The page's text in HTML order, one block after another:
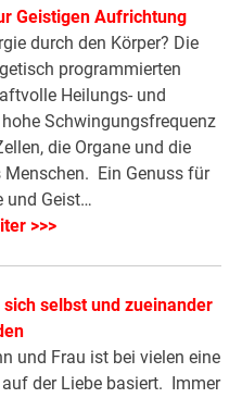
Geistigen Aufrichtung
durch den Körper? Die
programmierten
Heilungs- und
Schwingungsfrequenz
die Organe und die
Ein Genuss für
und Geist…
>>>
selbst und zueinander
und Frau ist bei vielen eine
der Liebe basiert. Immer